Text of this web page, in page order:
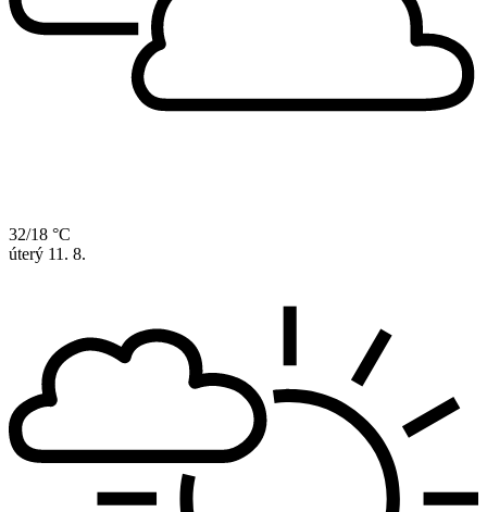
32/18 °C
úterý 11. 8.